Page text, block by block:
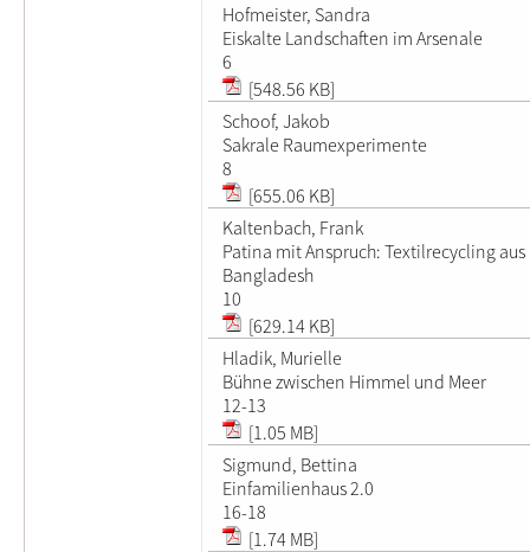
Hofmeister, Sandra
Eiskalte Landschaften im Arsenale
6
[548.56 KB]
Schoof, Jakob
Sakrale Raumexperimente
8
[655.06 KB]
Kaltenbach, Frank
Patina mit Anspruch: Textilrecycling aus
Bangladesh
10
[629.14 KB]
Hladik, Murielle
Bühne zwischen Himmel und Meer
12-13
[1.05 MB]
Sigmund, Bettina
Einfamilienhaus 2.0
16-18
[1.74 MB]